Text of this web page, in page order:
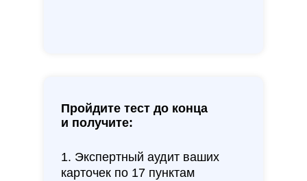
1. Экспертный аудит ваших
карточек по 17 пунктам
Пройдите тест до конца
и получите: